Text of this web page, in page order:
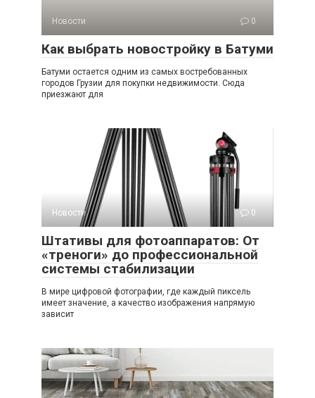
Новости 0
Как выбрать новостройку в Батуми
Батуми остается одним из самых востребованных
городов Грузии для покупки недвижимости. Сюда
приезжают для
Новости 0
Штативы для фотоаппаратов: От
«треноги» до профессиональной
системы стабилизации
В мире цифровой фотографии, где каждый пиксель
имеет значение, а качество изображения напрямую
зависит